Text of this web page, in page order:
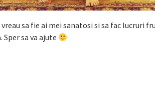
sa fie ai mei sanatosi si sa fac lucruri
sa va ajute